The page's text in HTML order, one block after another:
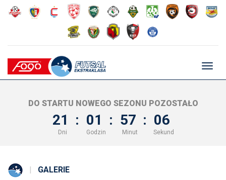
DO STARTU NOWEGO SEZONU POZOSTAŁO
21 : 01 : 57 : 05
Dni Godzin Minut Sekund
GALERIE